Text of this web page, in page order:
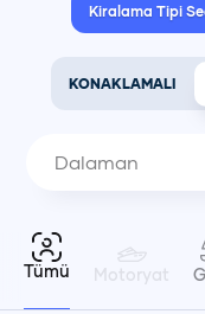
Dil Seçimi
Kiralama Tipi
KONAKLAMALI
Tümü Motoryat